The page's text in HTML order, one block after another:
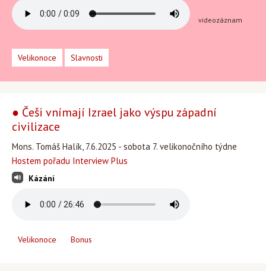
videozáznam
Velikonoce Slavnosti
● Češi vnímají Izrael jako výspu západní
civilizace
Mons. Tomáš Halík, 7.6.2025 - sobota 7. velikonočního týdne
Hostem pořadu Interview Plus
Kázání
Velikonoce Bonus